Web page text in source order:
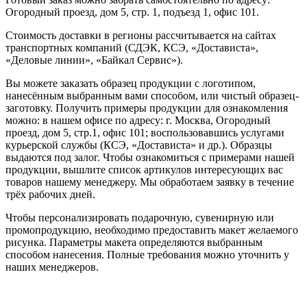
Огородный проезд, дом 5, стр. 1, подъезд 1, офис 101.
Стоимость доставки в регионы рассчитывается на сайтах
транспортных компаний (СДЭК, КСЭ, «Достависта»,
«Деловые линии», «Байкал Сервис»).
Вы можете заказать образец продукции с логотипом,
нанесённым выбранным вами способом, или чистый образец-
заготовку. Получить примеры продукции для ознакомления
можно: в нашем офисе по адресу: г. Москва, Огородный
проезд, дом 5, стр.1, офис 101; воспользовавшись услугами
курьерской службы (КСЭ, «Достависта» и др.). Образцы
выдаются под залог. Чтобы ознакомиться с примерами нашей
продукции, вышлите список артикулов интересующих вас
товаров нашему менеджеру. Мы обработаем заявку в течение
трёх рабочих дней.
Чтобы персонализировать подарочную, сувенирную или
промопродукцию, необходимо предоставить макет желаемого
рисунка. Параметры макета определяются выбранным
способом нанесения. Полные требования можно уточнить у
наших менеджеров.